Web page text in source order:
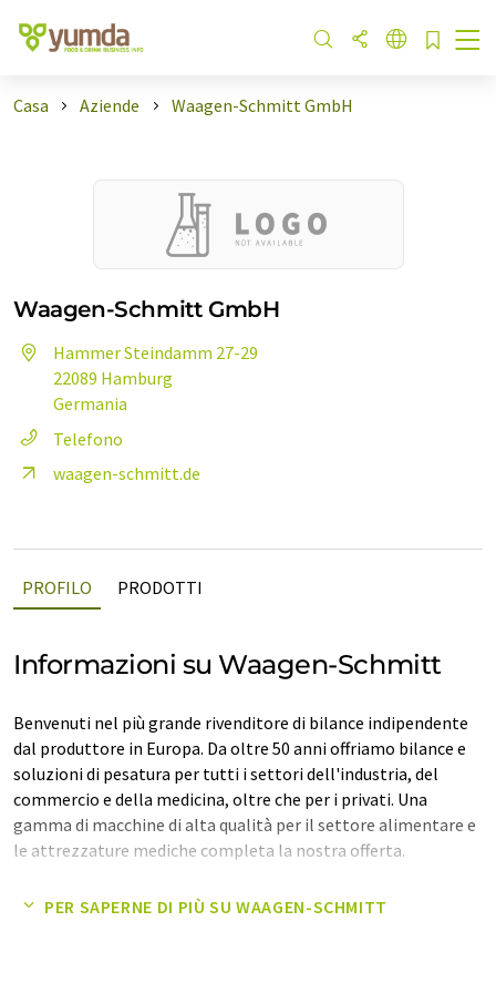
Casa Aziende Waagen-Schmitt GmbH
Waagen-Schmitt GmbH
Hammer Steindamm 27-29
22089 Hamburg
Germania
Telefono
waagen-schmitt.de
PROFILO PRODOTTI
Informazioni su Waagen-Schmitt
Benvenuti nel più grande rivenditore di bilance indipendente
dal produttore in Europa. Da oltre 50 anni offriamo bilance e
soluzioni di pesatura per tutti i settori dell'industria, del
commercio e della medicina, oltre che per i privati. Una
gamma di macchine di alta qualità per il settore alimentare e
le attrezzature mediche completa la nostra offerta.
Waagen-Schmitt è composta da sette società, tra cui un
PER SAPERNE DI PIÙ SU WAAGEN-SCHMITT